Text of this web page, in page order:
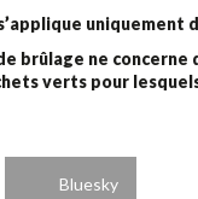
uniquement
brûlage ne concerne
verts pour
Bluesky